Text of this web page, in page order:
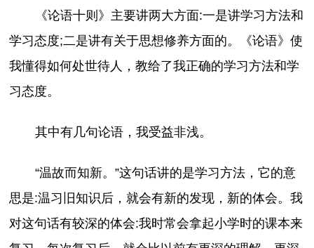
《论语十则》主要讲两大方面:一是讲学习方法和
学习态度;二是讲有关于思想修养方面的。《论语》使
我懂得如何处世待人，教给了我正确的学习方法和学
习态度。
其中有几句论语，我受益非浅。
“温故而知新。”这句话讲的是学习方法，它的意
思是:温习旧知识后，就会有新的发现，新的体会。我
对这句话有较深的体会:我时常会拿起小学时的课本来